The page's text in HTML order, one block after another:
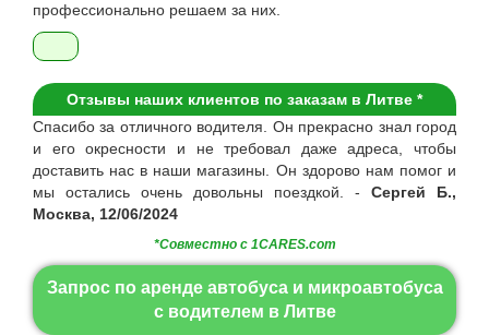
профессионально решаем за них.
Отзывы наших клиентов по заказам в Литве *
Спасибо за отличного водителя. Он прекрасно знал город
и его окресности и не требовал даже адреса, чтобы
доставить нас в наши магазины. Он здорово нам помог и
мы остались очень довольны поездкой. - Сергей Б.,
Москва, 12/06/2024
*Совместно с 1CARES.com
Запрос по аренде автобуса и микроавтобуса
с водителем в Литве